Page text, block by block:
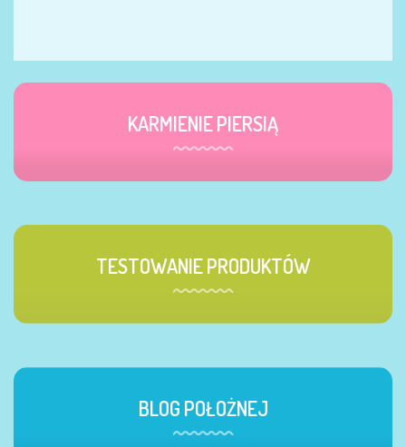
KARMIENIE PIERSIĄ
TESTOWANIE PRODUKTÓW
BLOG POŁOŻNEJ